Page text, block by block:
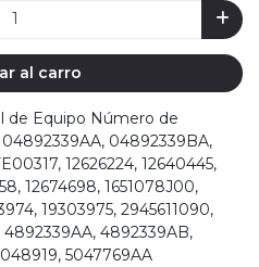
al carro
de Equipo Número de
04892339BA,
12626224, 12640445,
12674698, 1651078J00,
19303975, 2945611090,
4892339AB,
5047769AA